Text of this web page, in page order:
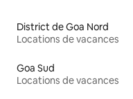
District de Goa Nord
Locations de vacances
Goa Sud
Locations de vacances